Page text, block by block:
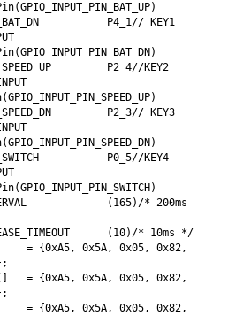
P4_1// KEY1
P2_4//KEY2
P2_3// KEY3
P0_5//KEY4
(165)/* 200ms
(10)/* 10ms */
= {0xA5, 0x5A, 0x05, 0x82,
= {0xA5, 0x5A, 0x05, 0x82,
= {0xA5, 0x5A, 0x05, 0x82,